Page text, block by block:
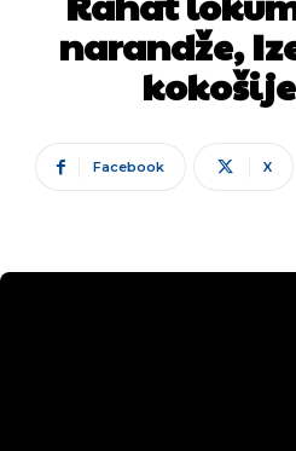
narandže,
Facebook X